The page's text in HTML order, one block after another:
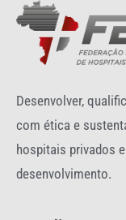
Desenvolver,
com ética e
hospitais privados
desenvolvimento.